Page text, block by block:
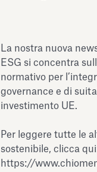
La nostra nuova
ESG si concentra
normativo per
governance e di
investimento UE.
Per leggere tutte le
sostenibile, clicca
https://